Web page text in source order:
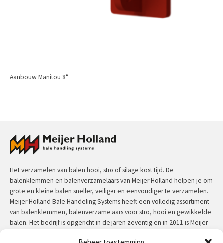
Aanbouw Manitou 8°
Het verzamelen van balen hooi, stro of silage kost tijd. De
balenklemmen en balenverzamelaars van Meijer Holland helpen je om
grote en kleine balen sneller, veiliger en eenvoudiger te verzamelen.
Meijer Holland Bale Handeling Systems heeft een volledig assortiment
van balenklemmen, balenverzamelaars voor stro, hooi en gewikkelde
balen. Het bedrijf is opgericht in de jaren zeventig en in 2011 is Meijer